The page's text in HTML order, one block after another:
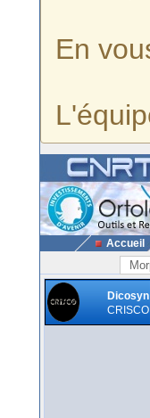
En
Accueil
Dicosyn
CRISCO